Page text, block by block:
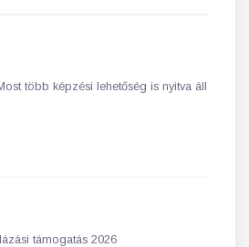
több képzési lehetőség is nyitva áll
támogatás 2026